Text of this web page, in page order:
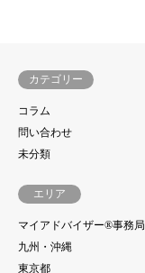
カテゴリー
コラム
問い合わせ
未分類
エリア
マイアドバイザー®事務局
九州・沖縄
東京都